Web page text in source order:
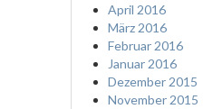
April 2016
März 2016
Februar 2016
Januar 2016
Dezember 2015
November 2015